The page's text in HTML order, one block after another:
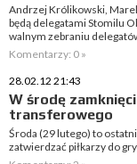
Andrzej Królikowski,
będą delegatami Stomilu
walnym zebraniu
Komentarzy: 0 »
28.02.12 21:43
W środę
transferowego
Środa (29 lutego) to
zatwierdzać piłkarzy do